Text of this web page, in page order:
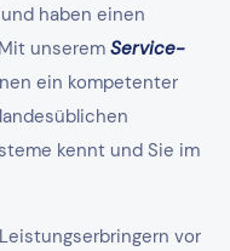
haben einen
unserem Service-
ein kompetenter
kennt und Sie im
vor